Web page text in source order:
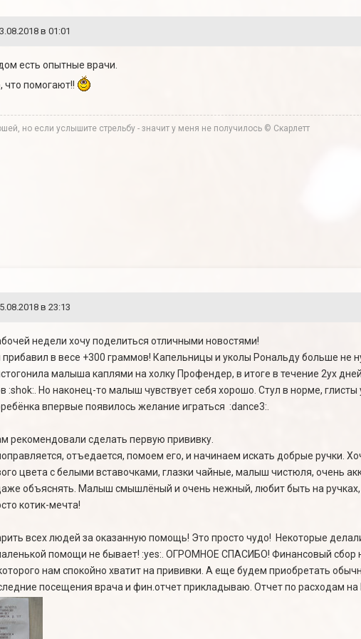
в 01:01
есть опытные врачи.
что помогают!!
но если услышите стрельбу - значит у меня не получилось © Скарлетт
в 23:13
недели хочу поделиться отличными новостями!
в весе +300 граммов! Капельницы и уколы Рональду больше не
малыша каплями на холку Профендер, в итоге в течение 2ух
:shok:. Но наконец-то малыш чувствует себя хорошо. Стул в норме,
впервые появилось желание играться :dance3:.
рекомендовали сделать первую прививку.
отъедается, помоем его, и начинаем искать добрые ручки.
цвета с белыми вставочками, глазки чайные, малыш чистюля, очень
объяснять. Малыш смышлёный и очень нежный, любит быть на
котик-мечта!
всех людей за оказанную помощь! Это просто чудо! Некоторые
помощи не бывает! :yes:. ОГРОМНОЕ СПАСИБО! Финансовый сбор
нам спокойно хватит на прививки. А еще будем приобретать
посещения врача и фин.отчет прикладываю. Отчет по расходам